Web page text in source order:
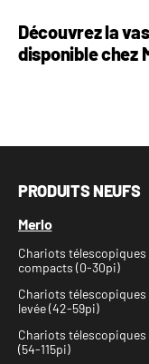
Découvrez la
disponible chez
PRODUITS NEUFS
Merlo
Chariots télescopiques
compacts (0-30pi)
Chariots télescopiques
levée (42-59pi)
Chariots
(54-115pi)